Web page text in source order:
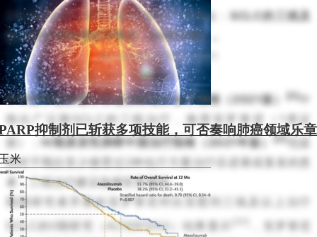
2021版CSCO SCLC诊疗指南[5]中指出： SCLC的三线及
以上治疗I级推荐安罗替尼（2A类证据）。
表5 SCLC的三线及以上治疗
中华医学会肿瘤学分会肺癌临床诊疗指南（2021版） [2]中
指出广泛期SCLC的三线治疗，推荐安罗替尼（1类证
据）；
Ⅳ期原发性肺癌中国治疗指南（2021年版） [3]
也提
到对于既往至少接受过2种化疗方案治疗后进展或复发的患
者，三线治疗建议选择安罗替尼。
我国研究者开展的安罗替尼对比安慰剂三线及以上治疗
SCLC的II期研究（ALTER1202）结果显示
，安罗替尼
抑制剂已斩获多项技能，可否奏响肺癌领域乐章
米